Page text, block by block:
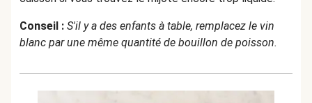
Conseil : S'il y a des enfants à table, remplacez le vin
blanc par une même quantité de bouillon de poisson.